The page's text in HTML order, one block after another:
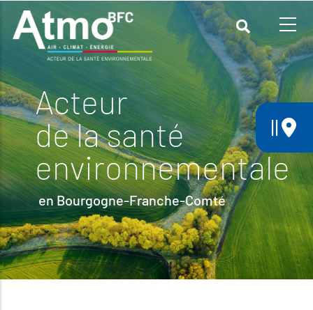
Aller
contenu
principal
||
Acteur
de la santé
environnementale
en Bourgogne-Franche-Comté